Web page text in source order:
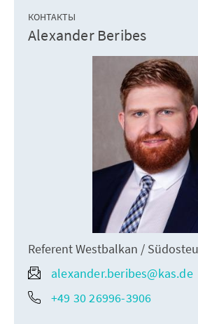
КОНТАКТЫ
Alexander Beribes
Referent Westbalkan /
alexander.beribes@kas.de
+49 30 26996-3906